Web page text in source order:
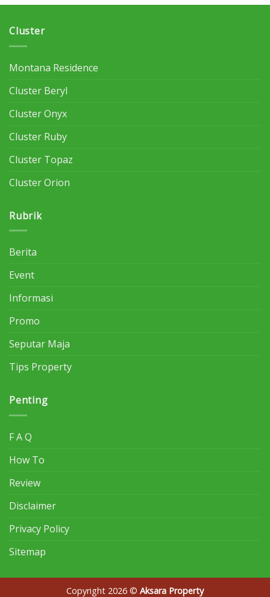
Cluster
Montana Residence
Cluster Beryl
Cluster Onyx
Cluster Ruby
Cluster Topaz
Cluster Orion
Rubrik
Berita
Event
Informasi
Promo
Seputar Maja
Tips Property
Penting
F A Q
How To
Review
Disclaimer
Privacy Policy
Sitemap
Copyright 2026 © Aksara Property